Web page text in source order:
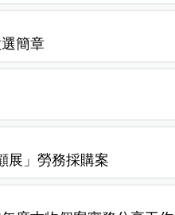
簡章
展」勞務採購案